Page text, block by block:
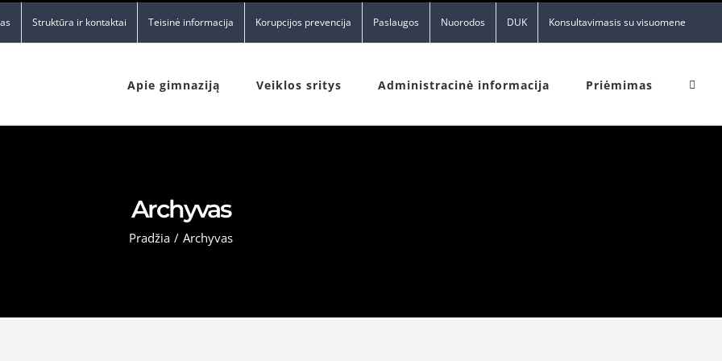
Struktūra ir kontaktai Teisinė informacija Korupcijos prevencija Paslaugos Nuorodos DUK Konsultavimasis su visuomene
Apie gimnaziją Veiklos sritys Administracinė informacija Priėmimas
Archyvas
Pradžia / Archyvas